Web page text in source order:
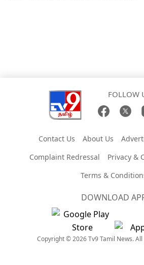
FOLLOW
Contact Us About Us
Complaint Redressal
Privacy &
Terms &
DOWNLOAD
Copyright © 2026 Tv9 Tamil News. All